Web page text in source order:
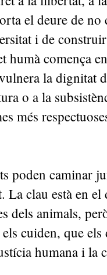
el deure de no
i de
humà comença
la dignitat
o a la
més
poden caminar
La clau està en
dels animals,
cuiden, que
humana i la